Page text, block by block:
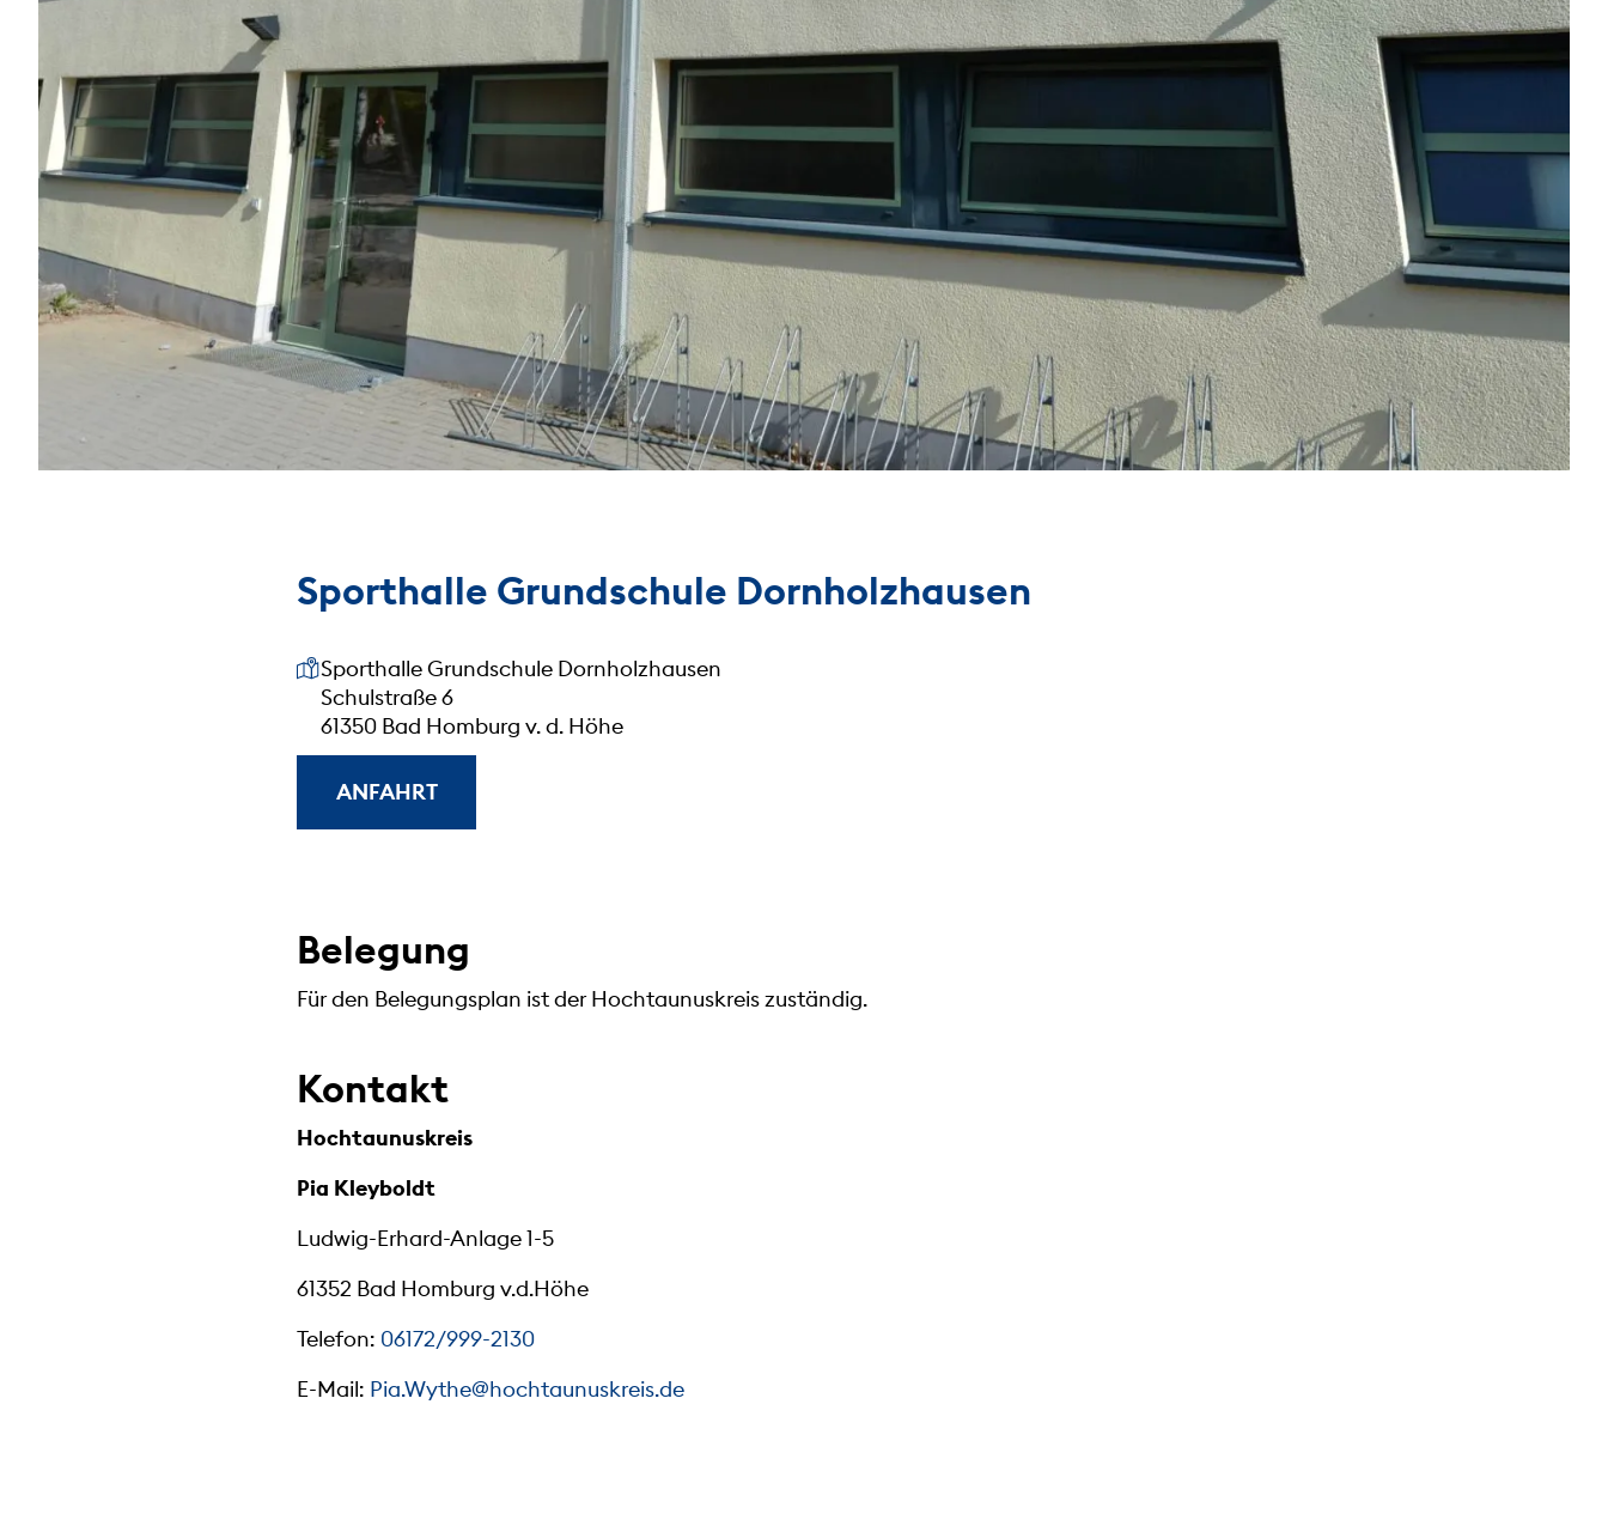
Sporthalle Grundschule Dornholzhausen
Unsere Anschrift
Sporthalle Grundschule Dornholzhausen
Schulstraße 6
61350 Bad Homburg v. d. Höhe
ANFAHRT
Belegung
Für den Belegungsplan ist der Hochtaunuskreis zuständig.
Kontakt
Hochtaunuskreis
Pia Kleyboldt
Ludwig-Erhard-Anlage 1-5
61352 Bad Homburg v.d.Höhe
Telefon: 06172/999-2130
E-Mail: Pia.Wythe@hochtaunuskreis.de